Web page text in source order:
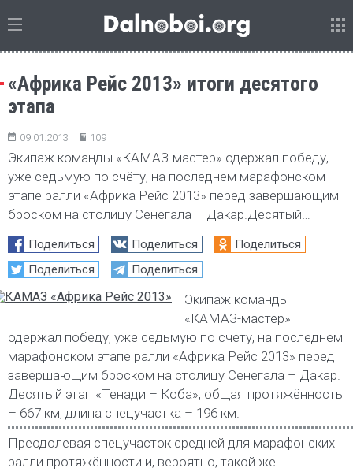
«Африка Рейс 2013» итоги десятого
этапа
09.01.2013 109
Экипаж команды «КАМАЗ-мастер» одержал победу,
уже седьмую по счёту, на последнем марафонском
этапе ралли «Африка Рейс 2013» перед завершающим
броском на столицу Сенегала – Дакар.Десятый…
Поделиться Поделиться
Поделиться
Поделиться
Поделиться
Экипаж команды
«КАМАЗ-мастер»
одержал победу, уже седьмую по счёту, на последнем
марафонском этапе ралли «Африка Рейс 2013» перед
завершающим броском на столицу Сенегала – Дакар.
Десятый этап «Тенади – Коба», общая протяжённость
– 667 км, длина спецучастка – 196 км.
Преодолевая спецучасток средней для марафонских
ралли протяжённости и, вероятно, такой же